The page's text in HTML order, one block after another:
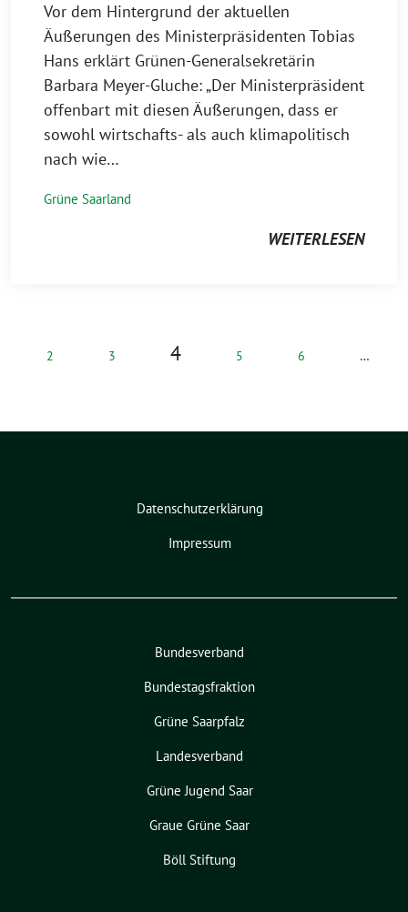
Vor dem Hintergrund der aktuellen
Äußerungen des Ministerpräsidenten Tobias
Hans erklärt Grünen-Generalsekretärin
Barbara Meyer-Gluche: „Der Ministerpräsident
offenbart mit diesen Äußerungen, dass er
sowohl wirtschafts- als auch klimapolitisch
nach wie…
Grüne Saarland
WEITERLESEN
2 3 4 5 6 …
Datenschutzerklärung
Impressum
Bundesverband
Bundestagsfraktion
Grüne Saarpfalz
Landesverband
Grüne Jugend Saar
Graue Grüne Saar
Böll Stiftung